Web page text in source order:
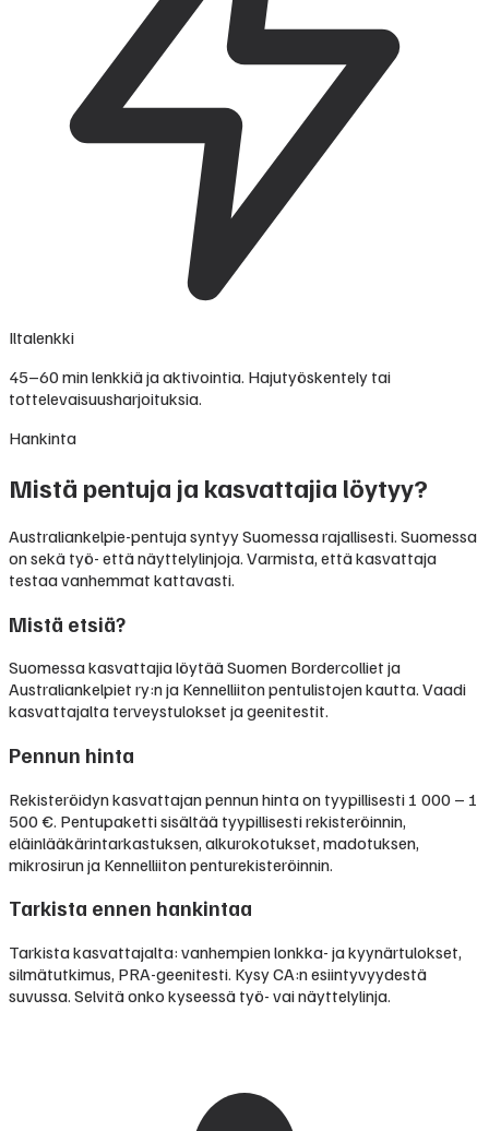
Iltalenkki
45–60 min lenkkiä ja aktivointia. Hajutyöskentely tai
tottelevaisuusharjoituksia.
Hankinta
Mistä pentuja ja kasvattajia löytyy?
Australiankelpie-pentuja syntyy Suomessa rajallisesti. Suomessa
on sekä työ- että näyttelylinjoja. Varmista, että kasvattaja
testaa vanhemmat kattavasti.
Mistä etsiä?
Suomessa kasvattajia löytää Suomen Bordercolliet ja
Australiankelpiet ry:n ja Kennelliiton pentulistojen kautta. Vaadi
kasvattajalta terveystulokset ja geenitestit.
Pennun hinta
Rekisteröidyn kasvattajan pennun hinta on tyypillisesti 1 000 – 1
500 €. Pentupaketti sisältää tyypillisesti rekisteröinnin,
eläinlääkärintarkastuksen, alkurokotukset, madotuksen,
mikrosirun ja Kennelliiton penturekisteröinnin.
Tarkista ennen hankintaa
Tarkista kasvattajalta: vanhempien lonkka- ja kyynärtulokset,
silmätutkimus, PRA-geenitesti. Kysy CA:n esiintyvyydestä
suvussa. Selvitä onko kyseessä työ- vai näyttelylinja.